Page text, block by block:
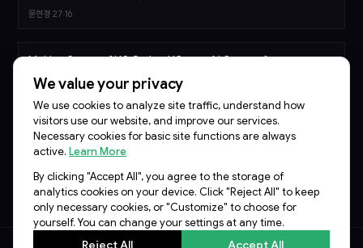
문현경 27:16
Making Sense of HS Codes: HSense AI System for
Automated Tariff Classification
Agentic AI를 위한 MCP Sidecar sLM 학습기
We value your privacy
We use cookies to analyze site traffic, understand how
visitors use our website, and improve our services.
Necessary cookies for basic site functions are always
active. Learn More
By clicking "Accept All", you agree to the storage of
analytics cookies on your device. Click "Reject All" to keep
only necessary cookies, or "Customize" to choose for
yourself. You can change your settings at any time.
Reject All Accept All